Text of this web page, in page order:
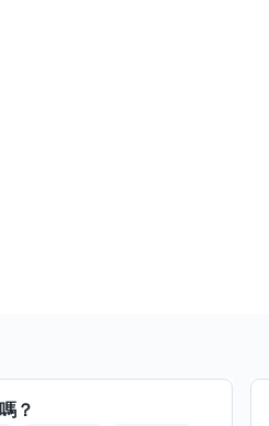
患者等，提供全方位的照護。
？